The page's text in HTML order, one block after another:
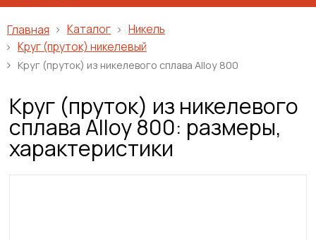
Главная Каталог
Никель
Круг (пруток) никелевый
Круг (пруток) из никелевого сплава Alloy 800
Круг (пруток) из никелевого
сплава Alloy 800: размеры,
характеристики